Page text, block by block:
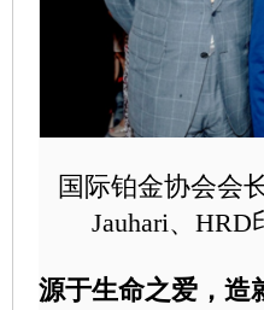
国际铂金协会会
Jauhari、HRD
源于生命之爱，